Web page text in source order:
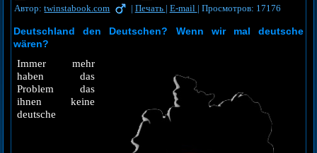
Автор:twinstabook.com | Печать | E-mail | Просмотров: 17176
Deutschland den Deutschen? Wenn wir mal deutsche
wären?
Immer mehr
haben das
Problem das
ihnen keine
deutsche